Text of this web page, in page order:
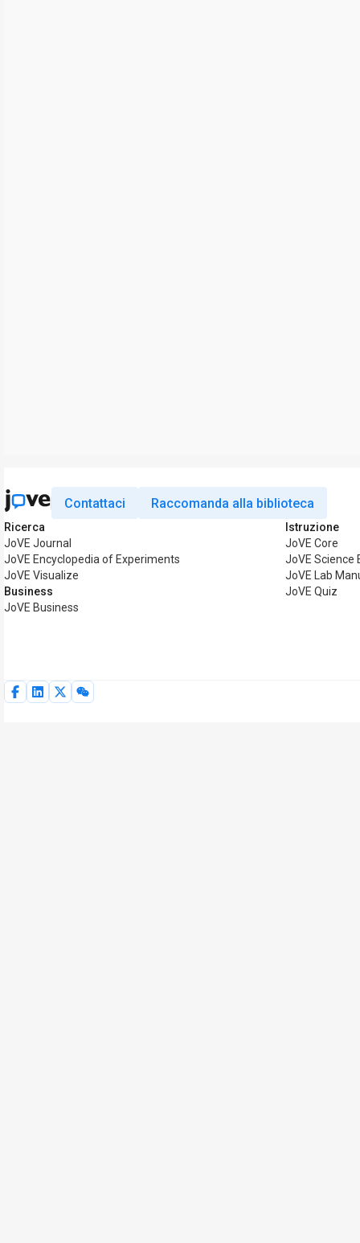
Contattaci Raccomanda alla biblioteca
Ricerca
JoVE Journal
JoVE Encyclopedia of Experiments
JoVE Visualize
Business
JoVE Business
Istruzione
JoVE Core
JoVE Science
JoVE Lab
JoVE Quiz